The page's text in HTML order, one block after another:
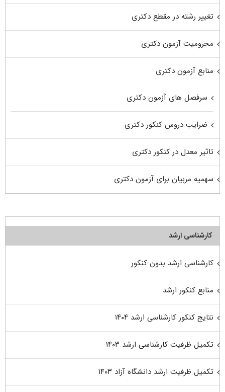
تغییر رشته در مقطع دکتری
محرومیت آزمون دکتری
منابع آزمون دکتری
سرفصل های آزمون دکتری
ضرایب دروس کنکور دکتری
تاثیر معدل در کنکور دکتری
سهمیه مربیان برای آزمون دکتری
کارشناسی ارشد
کارشناسی ارشد بدون کنکور
منابع کنکور ارشد
نتایج کنکور کارشناسی ارشد ۱۴۰۴
تکمیل ظرفیت کارشناسی ارشد ۱۴۰۳
تکمیل ظرفیت ارشد دانشگاه آزاد ۱۴۰۳